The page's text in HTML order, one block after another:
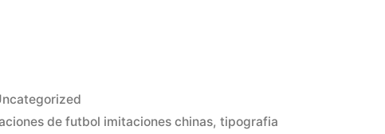
de futbol imitaciones chinas,tipografia